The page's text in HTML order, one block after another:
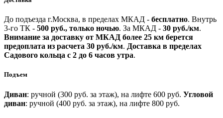
До подъезда г.Москва, в пределах МКАД - бесплатно. Внутрь
3-го ТК - 500 руб., только ночью. За МКАД - 30 руб./км.
Внимание за доставку от МКАД более 25 км берется
предоплата из расчета 30 руб./км. Доставка в пределах
Садового кольца с 2 до 6 часов утра.
Подъем
Диван: ручной (300 руб. за этаж), на лифте 600 руб. Угловой
диван: ручной (400 руб. за этаж), на лифте 800 руб.